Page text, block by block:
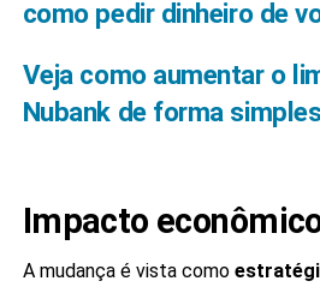
como pedir dinheiro de
Veja como aumentar o
Nubank de forma
Impacto
A mudança é vista como